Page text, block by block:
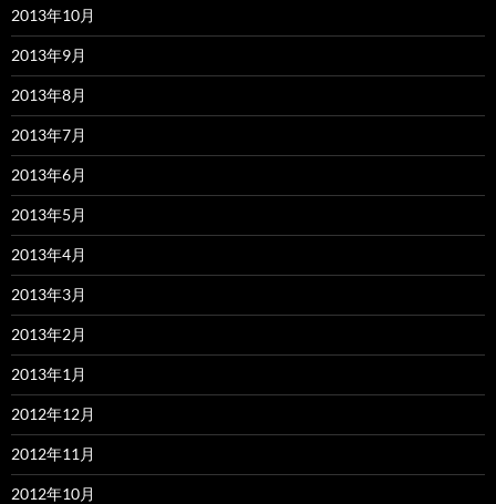
2013年10月
2013年9月
2013年8月
2013年7月
2013年6月
2013年5月
2013年4月
2013年3月
2013年2月
2013年1月
2012年12月
2012年11月
2012年10月